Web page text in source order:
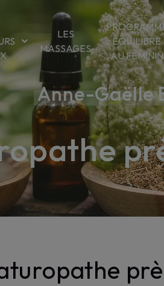
LES
MASSAGES
ÉQUILIBRE
AU FÉMININ
Anne-Gaëlle